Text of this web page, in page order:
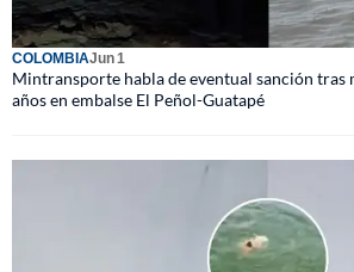
COLOMBIAJun 1
Mintransporte habla de eventual sanción tras
años en embalse El Peñol-Guatapé